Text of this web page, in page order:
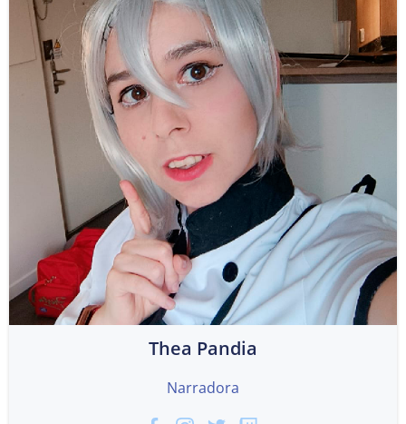
Thea Pandia
Narradora